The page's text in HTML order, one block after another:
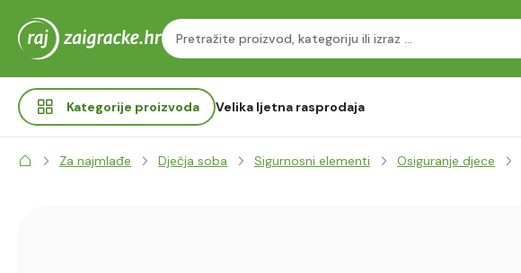
Kategorije proizvoda Velika ljetna rasprodaja
Za najmlađe Dječja soba Sigurnosni elementi Osiguranje djece